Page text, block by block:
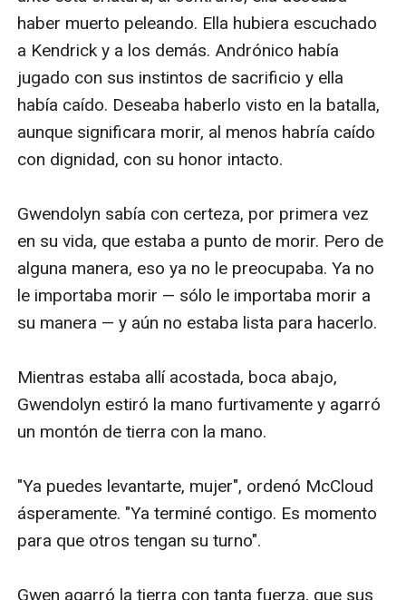
Pero no antes, en un giro sorprendente, Thor
finalmente se entera de quién es su verdadero padre.
¿Sobrevivirán Thor y los demás a la búsqueda?
¿Recuperarán la Espada del Destino? ¿Sobrevivirá el
Anillo a la invasión de Andrónico? ¿Qué será de
Gwendolyn, Kendrick y Erec? ¿Y quién es el verdadero
Con su sofisticada construcción del mundo y
caracterización, UNA CARGA DE VALOR (A CHARGE OF
VALOR) es un relato épico de amigos y amantes, de
rivales y pretendientes, de caballeros y dragones, de
intrigas y maquinaciones políticas, de llegar a la
ambición y traición. Es una historia de honor y valor, de
suerte y destino, de hechicería. Es una fantasía que
nos lleva a un mundo que nunca olvidaremos, y que
70.000 palabras.